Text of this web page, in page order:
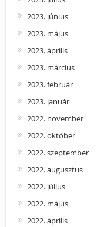
2023. június
2023. május
2023. április
2023. március
2023. február
2023. január
2022. november
2022. október
2022. szeptember
2022. augusztus
2022. július
2022. május
2022. április